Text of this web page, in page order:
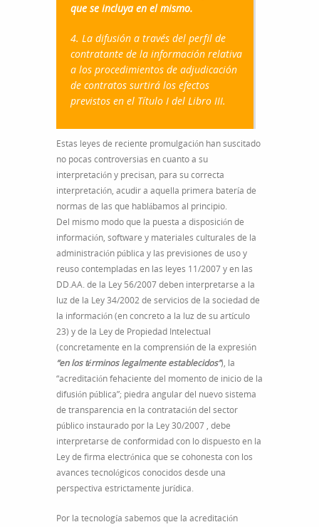
que se incluya en el mismo.
4. La difusión a través del perfil de
contratante de la información relativa
a los procedimientos de adjudicación
de contratos surtirá los efectos
previstos en el Título I del Libro III.
Estas leyes de reciente promulgación han suscitado
no pocas controversias en cuanto a su
interpretación y precisan, para su correcta
interpretación, acudir a aquella primera batería de
normas de las que hablábamos al principio.
Del mismo modo que la puesta a disposición de
información, software y materiales culturales de la
administración pública y las previsiones de uso y
reuso contempladas en las leyes 11/2007 y en las
DD.AA. de la Ley 56/2007 deben interpretarse a la
luz de la Ley 34/2002 de servicios de la sociedad de
la información (en concreto a la luz de su artículo
23) y de la Ley de Propiedad Intelectual
(concretamente en la comprensión de la expresión
“en los términos legalmente establecidos”), la
“acreditación fehaciente del momento de inicio de la
difusión pública”; piedra angular del nuevo sistema
de transparencia en la contratación del sector
público instaurado por la Ley 30/2007 , debe
interpretarse de conformidad con lo dispuesto en la
Ley de firma electrónica que se cohonesta con los
avances tecnológicos conocidos desde una
perspectiva estrictamente jurídica.
Por la tecnología sabemos que la acreditación